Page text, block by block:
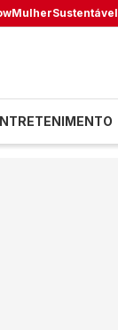
MulherSustentável